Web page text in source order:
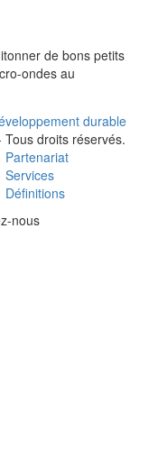
de bons petits
ondes au
durable
droits réservés.
Partenariat
Services
Définitions
nous